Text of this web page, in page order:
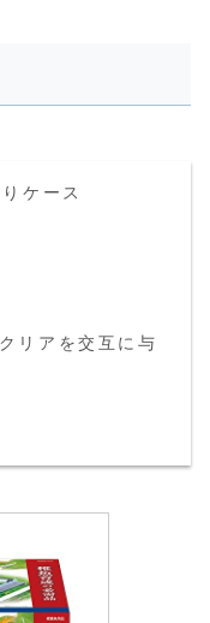
ケース
リアを交互に与